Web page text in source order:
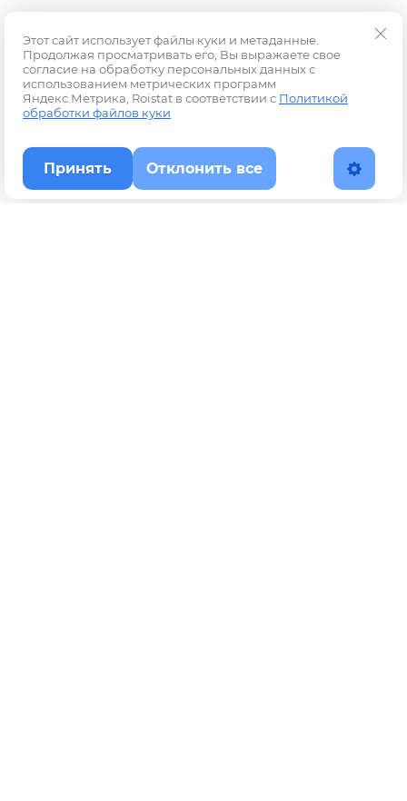
Этот сайт использует файлы куки и метаданные.
Продолжая просматривать его, Вы выражаете свое
согласие на обработку персональных данных с
использованием метрических программ
Яндекс.Метрика, Roistat в соответствии с Политикой
обработки файлов куки
Принять Отклонить все